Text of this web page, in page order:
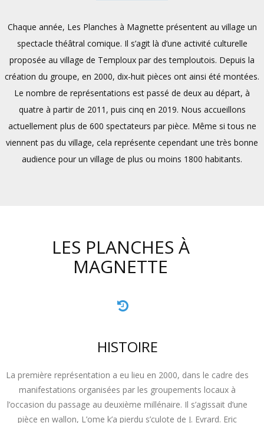
Chaque année, Les Planches à Magnette présentent au village un
spectacle théâtral comique. Il s’agit là d’une activité culturelle
proposée au village de Temploux par des temploutois. Depuis la
création du groupe, en 2000, dix-huit pièces ont ainsi été montées.
Le nombre de représentations est passé de deux au départ, à
quatre à partir de 2011, puis cinq en 2019. Nous accueillons
actuellement plus de 600 spectateurs par pièce. Même si tous ne
viennent pas du village, cela représente cependant une très bonne
audience pour un village de plus ou moins 1800 habitants.
LES PLANCHES À
MAGNETTE
HISTOIRE
La première représentation a eu lieu en 2000, dans le cadre des
manifestations organisées par les groupements locaux à
l’occasion du passage au deuxième millénaire. Il s’agissait d’une
pièce en wallon, L’ome k’a pierdu s’culote de J. Evrard. Eric